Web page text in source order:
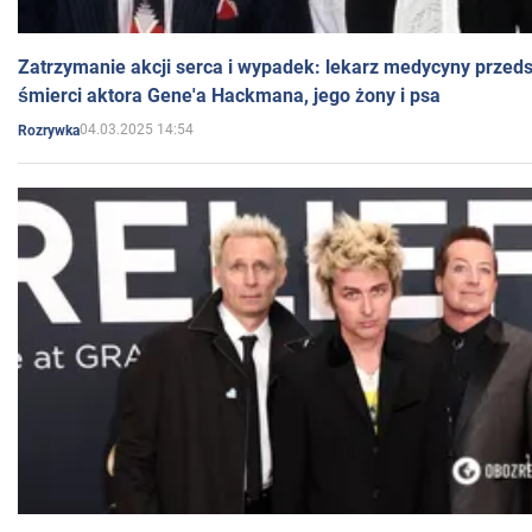
Zatrzymanie akcji serca i wypadek: lekarz medycyny
śmierci aktora Gene'a Hackmana, jego żony i psa
Rozrywka04.03.2025 14:54